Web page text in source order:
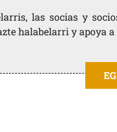
las socias y
halabelarri y apoya